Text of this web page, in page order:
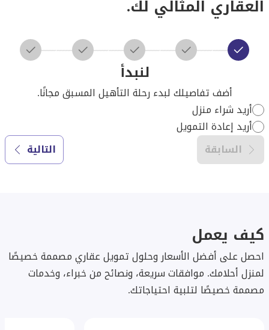
العقاري المثالي لك.
لنبدأ
أضف تفاصيلك لبدء رحلة التأهيل المسبق مجانًا.
أريد شراء منزل
أريد إعادة التمويل
السابقة
التالية
كيف يعمل
احصل على أفضل الأسعار وحلول تمويل عقاري مصممة خصيصًا
لمنزل أحلامك. موافقات سريعة، ونصائح من خبراء، وخدمات
مصممة خصيصًا لتلبية احتياجاتك.